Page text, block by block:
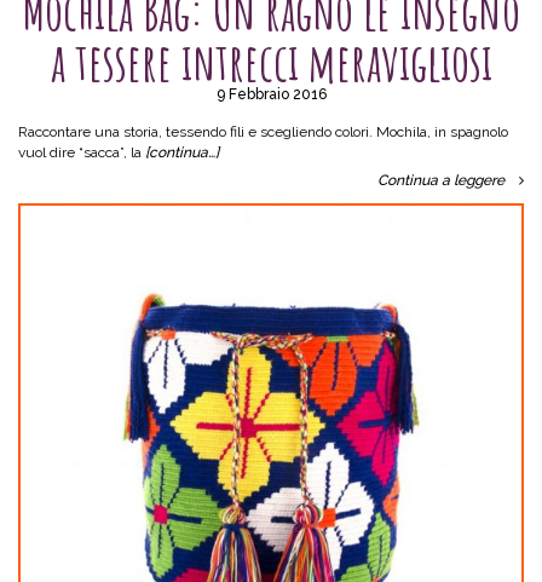
a tessere intrecci meravigliosi
9 Febbraio 2016
Raccontare una storia, tessendo fili e scegliendo colori. Mochila, in spagnolo
vuol dire “sacca”, la [continua…]
Continua a leggere